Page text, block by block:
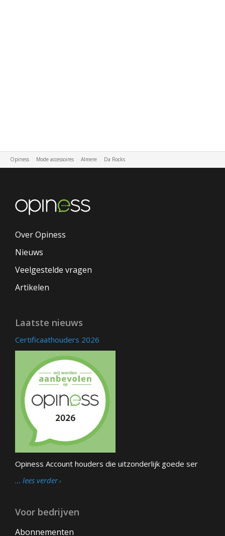
Opiness Mode accessoires Almere Da Rocks
Over Opiness
Nieuws
Veelgestelde vragen
Artikelen
Laatste nieuws
Certificaathouders 2026
Opiness Account houders die uitzonderlijk goede ser
… lees verder
Voor bedrijven
Abonnementen